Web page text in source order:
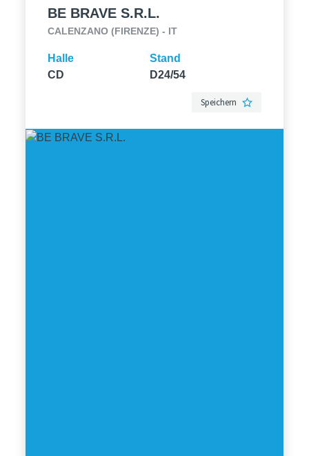
BE BRAVE S.R.L.
CALENZANO (FIRENZE) - IT
Halle
CD
Stand
D24/54
Speichern